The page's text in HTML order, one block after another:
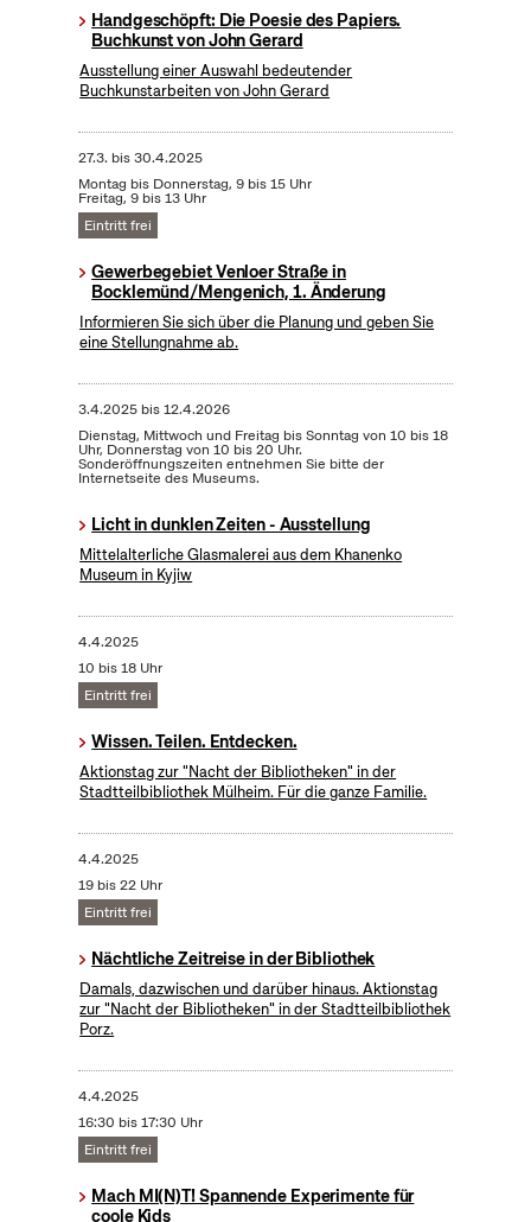
Handgeschöpft: Die Poesie des Papiers.
Buchkunst von John Gerard
Ausstellung einer Auswahl bedeutender
Buchkunstarbeiten von John Gerard
27.3. bis30.4.2025
Montag bis Donnerstag, 9 bis 15 Uhr
Freitag, 9 bis 13 Uhr
Eintritt frei
Gewerbegebiet Venloer Straße in
Bocklemünd/Mengenich, 1. Änderung
Informieren Sie sich über die Planung und geben Sie
eine Stellungnahme ab.
3.4.2025bis12.4.2026
Dienstag, Mittwoch und Freitag bis Sonntag von 10 bis 18
Uhr, Donnerstag von 10 bis 20 Uhr.
Sonderöffnungszeiten entnehmen Sie bitte der
Internetseite des Museums.
Licht in dunklen Zeiten - Ausstellung
Mittelalterliche Glasmalerei aus dem Khanenko
Museum in Kyjiw
4.4.2025
10 bis 18 Uhr
Eintritt frei
Wissen. Teilen. Entdecken.
Aktionstag zur "Nacht der Bibliotheken" in der
Stadtteilbibliothek Mülheim. Für die ganze Familie.
4.4.2025
19 bis 22 Uhr
Eintritt frei
Nächtliche Zeitreise in der Bibliothek
Damals, dazwischen und darüber hinaus. Aktionstag
zur "Nacht der Bibliotheken" in der Stadtteilbibliothek
Porz.
4.4.2025
16:30 bis 17:30 Uhr
Eintritt frei
Mach MI(N)T! Spannende Experimente für
coole Kids